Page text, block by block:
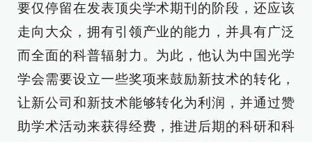
要仅停留在发表顶尖学术期刊的阶段，还应该
走向大众，拥有引领产业的能力，并具有广泛
而全面的科普辐射力。为此，他认为中国光学
学会需要设立一些奖项来鼓励新技术的转化，
让新公司和新技术能够转化为利润，并通过赞
助学术活动来获得经费，推进后期的科研和科